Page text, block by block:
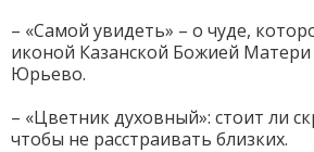
– «Самой увидеть» – о чуде,
иконой Казанской Божией Матери
Юрьево.
– «Цветник духовный»: стоит ли
чтобы не расстраивать близких.